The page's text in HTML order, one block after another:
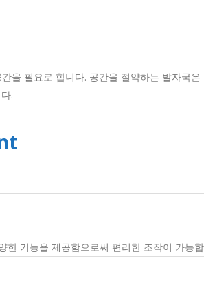
을 필요로 합니다. 공간을 절약하는 발자국
.
기능을 제공함으로써 편리한 조작이 가능